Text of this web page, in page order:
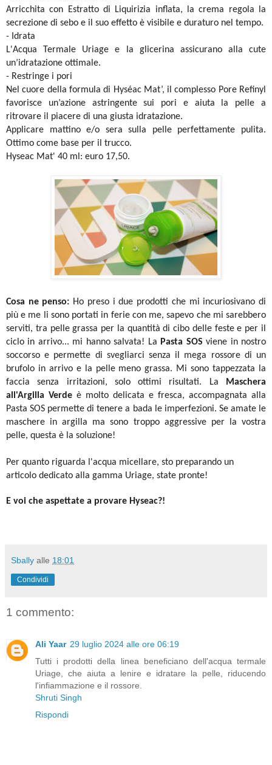
Arricchita con Estratto di Liquirizia inflata, la crema regola la
secrezione di sebo e il suo effetto è visibile e duraturo nel tempo.
- Idrata
L'Acqua Termale Uriage e la glicerina assicurano alla cute
un’idratazione ottimale.
- Restringe i pori
Nel cuore della formula di Hyséac Mat’, il complesso Pore Refinyl
favorisce un’azione astringente sui pori e aiuta la pelle a
ritrovare il piacere di una giusta idratazione.
Applicare mattino e/o sera sulla pelle perfettamente pulita.
Ottimo come base per il trucco.
Hyseac Mat' 40 ml: euro 17,50.
Cosa ne penso: Ho preso i due prodotti che mi incuriosivano di
più e me li sono portati in ferie con me, sapevo che mi sarebbero
serviti, tra pelle grassa per la quantità di cibo delle feste e per il
ciclo in arrivo... mi hanno salvata! La Pasta SOS viene in nostro
soccorso e permette di svegliarci senza il mega rossore di un
brufolo in arrivo e la pelle meno grassa. Mi sono tappezzata la
faccia senza irritazioni, solo ottimi risultati. La
Maschera
all'Argilla Verde è molto delicata e fresca, accompagnata alla
Pasta SOS permette di tenere a bada le imperfezioni. Se amate le
maschere in argilla ma sono troppo aggressive per la vostra
pelle, questa è la soluzione!
Per quanto riguarda l'acqua micellare, sto preparando un
articolo dedicato alla gamma Uriage, state pronte!
E voi che aspettate a provare Hyseac?!
Sbally alle 18:01
Condividi
1 commento:
Ali Yaar 29 luglio 2024 alle ore 06:19
Tutti i prodotti della linea beneficiano dell'acqua termale
Uriage, che aiuta a lenire e idratare la pelle, riducendo
l'infiammazione e il rossore.
Shruti Singh
Rispondi